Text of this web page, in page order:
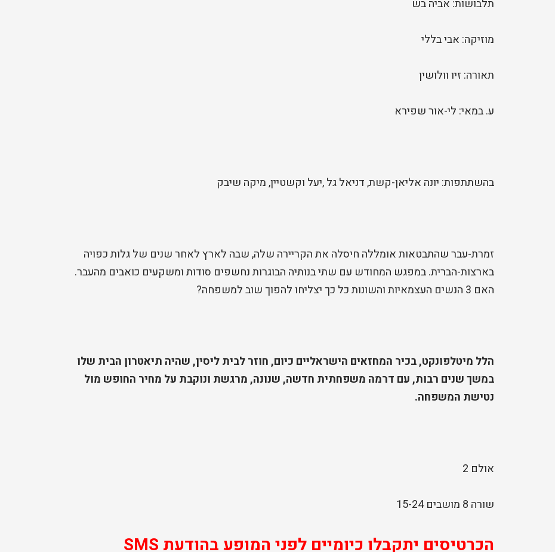
תלבושות: אביה בש
מוזיקה: אבי בללי
תאורה: זיו וולושין
ע. במאי: לי-אור שפירא
בהשתתפות: יונה אליאן-קשת, דניאל גל ,יעל וקשטיין, מיקה שיבק
זמרת-עבר שהתבטאות אומללה חיסלה את הקריירה שלה, שבה לארץ לאחר שנים של גלות כפויה
בארצות-הברית. במפגש המחודש עם שתי בנותיה הבוגרות נחשפים סודות ומשקעים כואבים מהעבר.
האם 3 הנשים העצמאיות והשונות כל כך יצליחו להפוך שוב למשפחה?
הלל מיטלפונקט, בכיר המחזאים הישראליים כיום, חוזר לבית ליסין, שהיה תיאטרון הבית שלו
במשך שנים רבות, עם דרמה משפחתית חדשה, שנונה, מרגשת ונוקבת על מחיר החופש מול
נטישת המשפחה.
אולם 2
שורה 8 מושבים 15-24
הכרטיסים יתקבלו כיומיים לפני המופע בהודעת SMS